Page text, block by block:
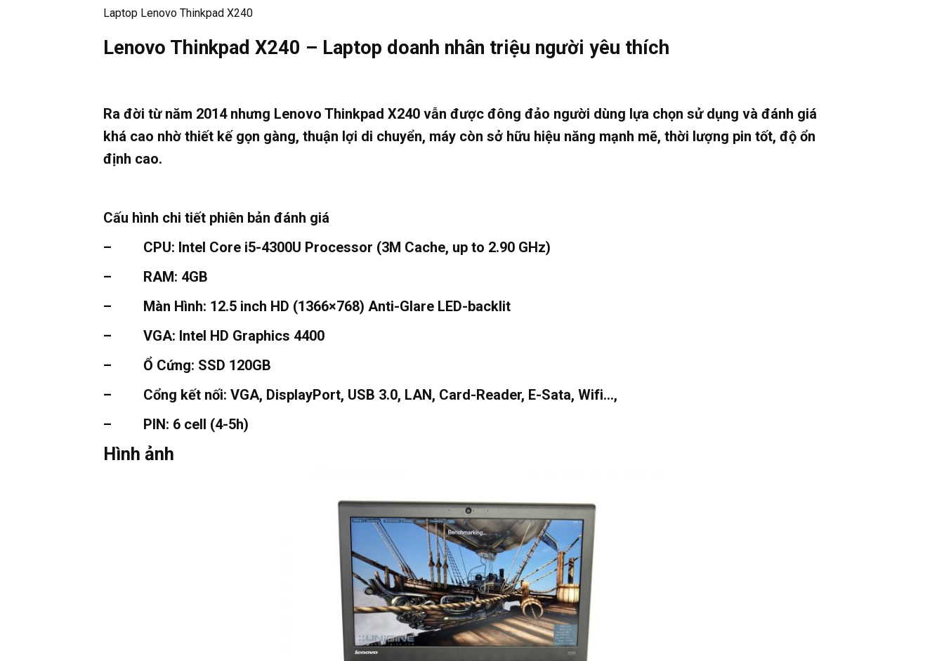
Laptop Lenovo Thinkpad X240
Lenovo Thinkpad X240 – Laptop doanh nhân triệu người yêu thích
Ra đời từ năm 2014 nhưng Lenovo Thinkpad X240 vẫn được đông đảo người dùng lựa chọn sử dụng và đánh giá
khá cao nhờ thiết kế gọn gàng, thuận lợi di chuyển, máy còn sở hữu hiệu năng mạnh mẽ, thời lượng pin tốt, độ ổn
định cao.
Cấu hình chi tiết phiên bản đánh giá
– CPU: Intel Core i5-4300U Processor (3M Cache, up to 2.90 GHz)
– RAM: 4GB
– Màn Hình: 12.5 inch HD (1366×768) Anti-Glare LED-backlit
– VGA: Intel HD Graphics 4400
– Ổ Cứng: SSD 120GB
– Cổng kết nối: VGA, DisplayPort, USB 3.0, LAN, Card-Reader, E-Sata, Wifi…,
– PIN: 6 cell (4-5h)
Hình ảnh